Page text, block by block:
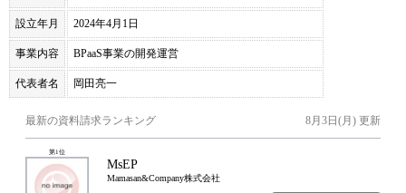
設立年月 2024年4月1日
事業内容 BPaaS事業の開発運営
代表者名 岡田亮一
最新の資料請求ランキング 8月3日(月) 更新
第1位
MsEP
Mamasan&Company株式会社